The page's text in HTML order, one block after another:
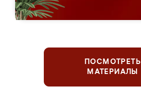
ПОСМОТРЕТЬ
МАТЕРИАЛЫ